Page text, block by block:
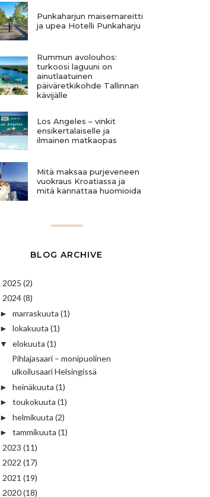
Punkaharjun maisemareitti
ja upea Hotelli Punkaharju
Rummun avolouhos:
turkoosi laguuni on
ainutlaatuinen
päiväretkikohde Tallinnan
kävijälle
Los Angeles – vinkit
ensikertalaiselle ja
ilmainen matkaopas
Mitä maksaa purjeveneen
vuokraus Kroatiassa ja
mitä kannattaa huomioida
BLOG ARCHIVE
2025 (2)
2024(8)
► marraskuuta (1)
► lokakuuta (1)
▼ elokuuta (1)
Pihlajasaari – monipuolinen
ulkoilusaari Helsingissä
► heinäkuuta (1)
► toukokuuta (1)
► helmikuuta (2)
► tammikuuta (1)
2023 (11)
2022 (17)
2021 (19)
2020(18)